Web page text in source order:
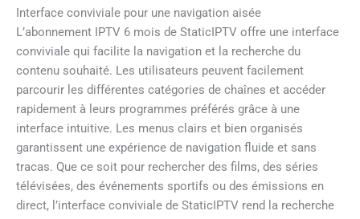
Interface conviviale pour une navigation aisée
L’abonnement IPTV 6 mois de StaticIPTV offre une interface
conviviale qui facilite la navigation et la recherche du
contenu souhaité. Les utilisateurs peuvent facilement
parcourir les différentes catégories de chaînes et accéder
rapidement à leurs programmes préférés grâce à une
interface intuitive. Les menus clairs et bien organisés
garantissent une expérience de navigation fluide et sans
tracas. Que ce soit pour rechercher des films, des séries
télévisées, des événements sportifs ou des émissions en
direct, l’interface conviviale de StaticIPTV rend la recherche